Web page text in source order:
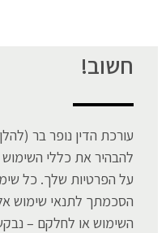
חשוב!
עורכת הדין נופר בר
להבהיר את כללי
על הפרטיות שלך. כל
הסכמתך לתנאי שימוש
השימוש או לחלקם –